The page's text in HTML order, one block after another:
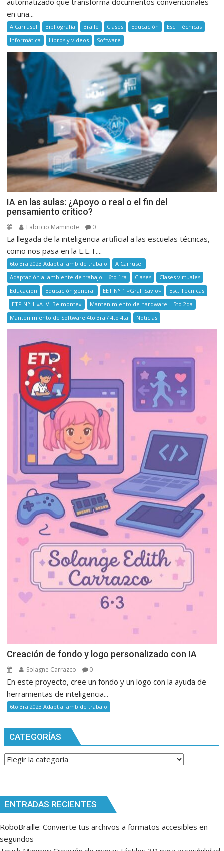
en una...
A Carrusel Bibliografía Braile Clases Educación
Esc. Técnicas
Informática
Libros y videos Software
IA en las aulas: ¿Apoyo o real o el fin del
pensamiento crítico?
Fabricio Maminote 0
La llegada de la inteligencia artificial a las escuelas técnicas,
como nos pasa en la E.E.T....
6to 3ra 2023 Adapt al amb de trabajo
A Carrusel
Adaptación al ambiente de trabajo – 6to 1ra
Clases
Clases virtuales
Educación
Educación general EET N° 1 «Gral. Savio»
Esc. Técnicas
ETP N° 1 «A. V. Belmonte»
Mantenimiento de hardware – 5to 2da
Mantenimiento de Software 4to 3ra / 4to 4ta
Noticias
Creación de fondo y logo personalizado con IA
Solagne Carrazco 0
En este proyecto, cree un fondo y un logo con la ayuda de
herramientas de inteligencia...
6to 3ra 2023 Adapt al amb de trabajo
CATEGORÍAS
Categorías
ENTRADAS RECIENTES
RoboBraille: Convierte tus archivos a formatos accesibles en
segundos